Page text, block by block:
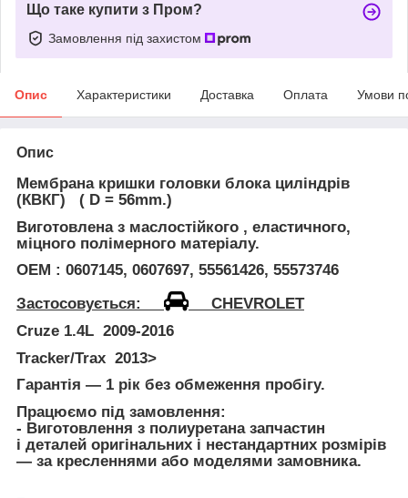
Що таке купити з Пром?
Замовлення під захистом
Опис Характеристики Доставка Оплата Умови
Опис
Мембрана кришки головки блока циліндрів
(КВКГ) ( D = 56mm.)
Виготовлена з маслостійкого , еластичного,
міцного полімерного матеріалу.
ОЕМ : 0607145, 0607697, 55561426, 55573746
Застосовується:
CHEVROLET
Cruze 1.4L 2009-2016
Tracker/Trax 2013>
Гарантія — 1 рік без обмеження пробігу.
Працюємо під замовлення:
- Виготовлення з полиуретаназапчастин
і деталей оригінальних і нестандартних розмірів
— за кресленнями або моделями замовника.